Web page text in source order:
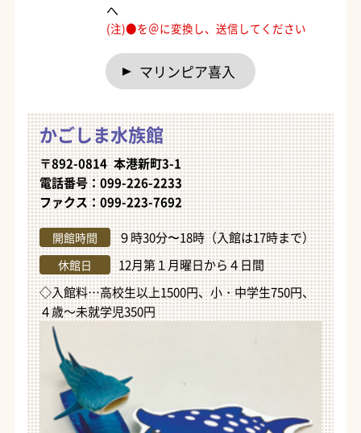
へ
(注)●を＠に変換し、送信してください
マリンピア喜入
かごしま水族館
〒892-0814 本港新町3-1
電話番号：099-226-2233
ファクス：099-223-7692
開館時間 ９時30分〜18時（入館は17時まで）
休館日
12月第１月曜日から４日間
◇入館料…高校生以上1500円、小・中学生750円、
４歳～未就学児350円